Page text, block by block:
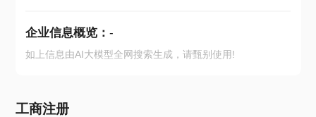
企业信息概览： -
如上信息由AI大模型全网搜索生成，请甄别使用!
工商注册